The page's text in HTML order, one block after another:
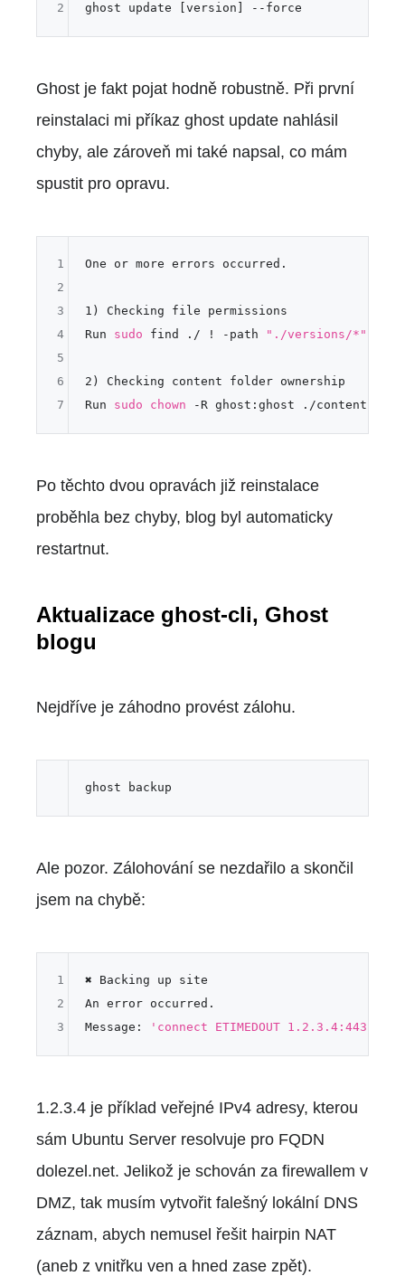
2
Ghost je fakt pojat hodně robustně. Při první
reinstalaci mi příkaz ghost update nahlásil
chyby, ale zároveň mi také napsal, co mám
spustit pro opravu.
One or more errors occurred.
1) Checking file permissions
Run sudo find ./ ! -path "./versions/*"
2) Checking content folder ownership
Run sudo chown
1
2
3
4
5
6
7
Po těchto dvou opravách již reinstalace
proběhla bez chyby, blog byl automaticky
restartnut.
Aktualizace ghost-cli, Ghost
blogu
Nejdříve je záhodno provést zálohu.
Ale pozor. Zálohování se nezdařilo a skončil
jsem na chybě:
✖ Backing up site
An error occurred.
Message:
'connect ETIMEDOUT 1.2.3.4:443'
1
2
3
1.2.3.4 je příklad veřejné IPv4 adresy, kterou
sám Ubuntu Server resolvuje pro FQDN
dolezel.net. Jelikož je schován za firewallem v
DMZ, tak musím vytvořit falešný lokální DNS
záznam, abych nemusel řešit hairpin NAT
(aneb z vnitřku ven a hned zase zpět).